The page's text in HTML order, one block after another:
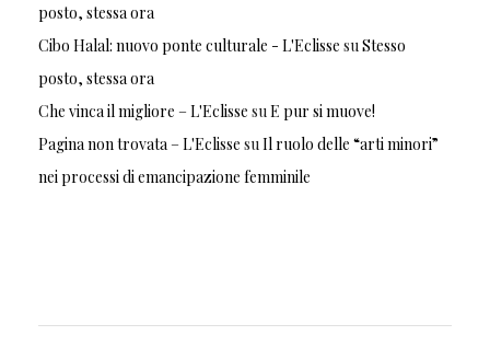
posto, stessa ora
Cibo Halal: nuovo ponte culturale - L'Eclisse su Stesso
posto, stessa ora
Che vinca il migliore – L'Eclisse su E pur si muove!
Pagina non trovata – L'Eclisse su Il ruolo delle “arti minori”
nei processi di emancipazione femminile